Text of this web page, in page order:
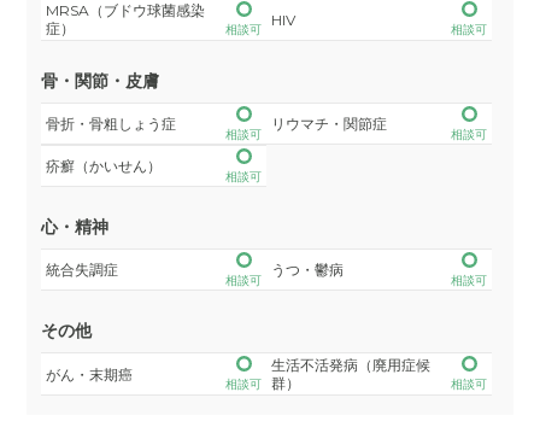
MRSA（ブドウ球菌感染
症）
相談可
HIV
相談可
骨・関節・皮膚
骨折・骨粗しょう症
相談可
リウマチ・関節症
相談可
疥癬（かいせん）
相談可
心・精神
統合失調症
相談可
うつ・鬱病
相談可
その他
がん・末期癌
相談可
生活不活発病（廃用症候
群）
相談可